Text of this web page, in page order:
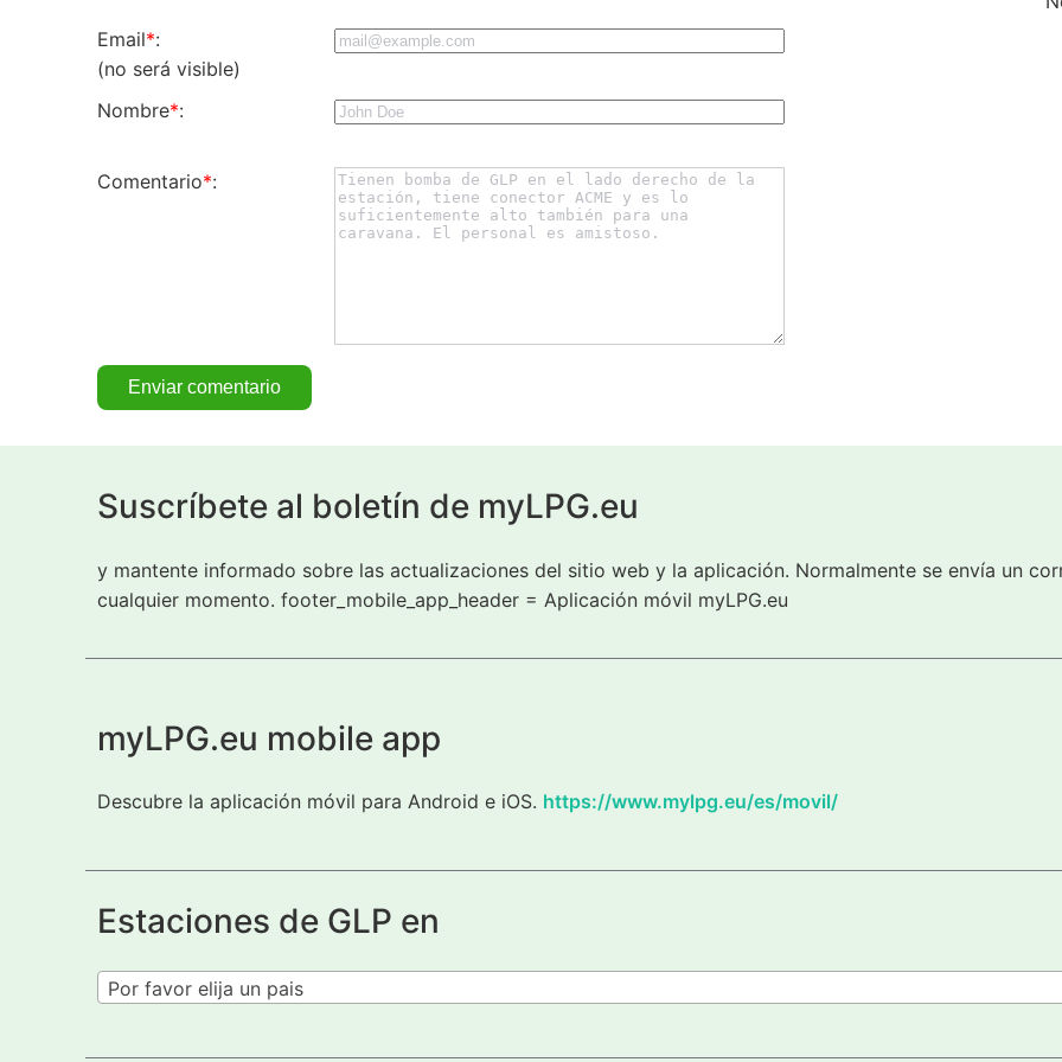
Email*:
(no será visible)
Nombre*:
Comentario*:
Suscríbete al boletín de myLPG.eu
y mantente informado sobre las actualizaciones del sitio web y la aplicación. Normalmente se envía un
cualquier momento. footer_mobile_app_header = Aplicación móvil myLPG.eu
myLPG.eu mobile app
Descubre la aplicación móvil para Android e iOS. https://www.mylpg.eu/es/movil/
Estaciones de GLP en
Por favor elija un pais